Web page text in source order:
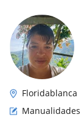
Floridablanca
Manualidades